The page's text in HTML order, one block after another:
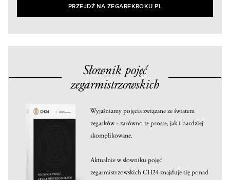
PRZEJDŹ NA ZEGAREKROKU.PL
Słownik pojęć
zegarmistrzowskich
Wyjaśniamy pojęcia związane ze światem
zegarków – zarówno te proste, jak i bardziej
skomplikowane.
Aktualnie w słowniku pojęć
zegarmistrzowskich CH24 znajduje się ponad